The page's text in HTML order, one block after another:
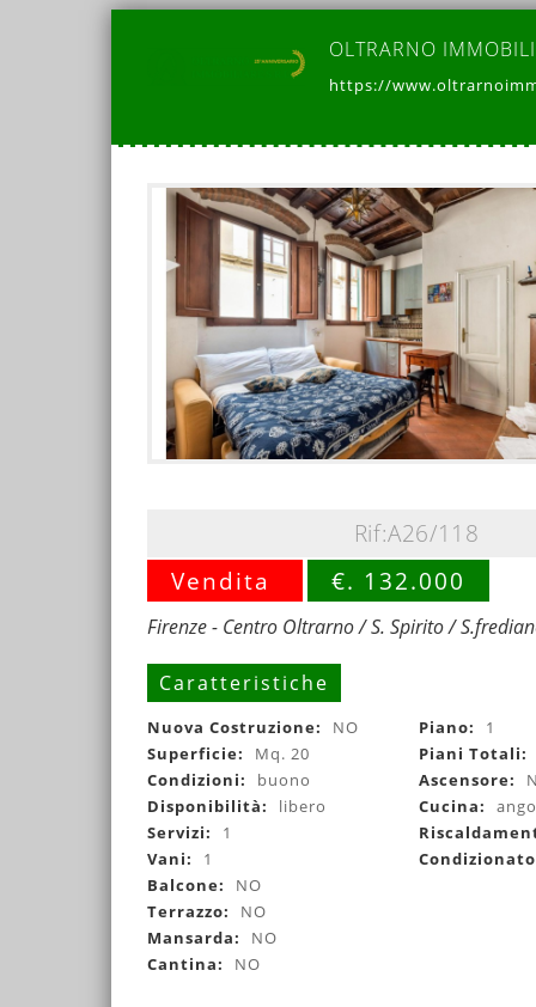
OLTRARNO
https://
Rif:A26/118
Vendita
€. 132.000
Firenze - Centro Oltrarno / S. Spirito /
Caratteristiche
Nuova Costruzione:
NO
Superficie:
Mq. 20
Condizioni:
buono
Disponibilità:
libero
Servizi:
1
Vani:
1
Balcone:
NO
Terrazzo:
NO
Mansarda:
NO
Cantina:
NO
Piano:
1
Piani Totali:
Ascensore:
Cucina: